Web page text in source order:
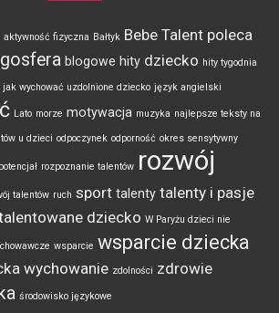
aktywność fizyczna Bałtyk Bebe Talent poleca
blogowe hity dziecko hity tygodnia
jak wychować uzdolnione dziecko język angielski
Lato morze motywacja muzyka najlepsze teksty na
u dzieci odpoczynek odporność okres sensytywny
potencjał rozpoznanie talentów rozwój
talentów ruch sport talenty talenty i pasje
dziecko W Paryżu dzieci nie
wsparcie wsparcie dziecka
wychowanie zdolności zdrowie
środowisko językowe